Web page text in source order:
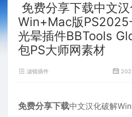
免费分享下载中文
Win+Mac版PS2025
光晕插件BBTools
包PS大师网素材
滤镜插件
免费分享下载中文汉化破解